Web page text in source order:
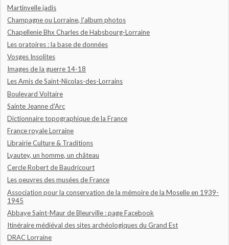
Martinvelle jadis
Champagne ou Lorraine, l'album photos
Chapellenie Bhx Charles de Habsbourg-Lorraine
Les oratoires : la base de données
Vosges Insolites
Images de la guerre 14-18
Les Amis de Saint-Nicolas-des-Lorrains
Boulevard Voltaire
Sainte Jeanne d'Arc
Dictionnaire topographique de la France
France royale Lorraine
Librairie Culture & Traditions
Lyautey, un homme, un château
Cercle Robert de Baudricourt
Les oeuvres des musées de France
Association pour la conservation de la mémoire de la Moselle en 1939-
1945
Abbaye Saint-Maur de Bleurville : page Facebook
Itinéraire médiéval des sites archéologiques du Grand Est
DRAC Lorraine